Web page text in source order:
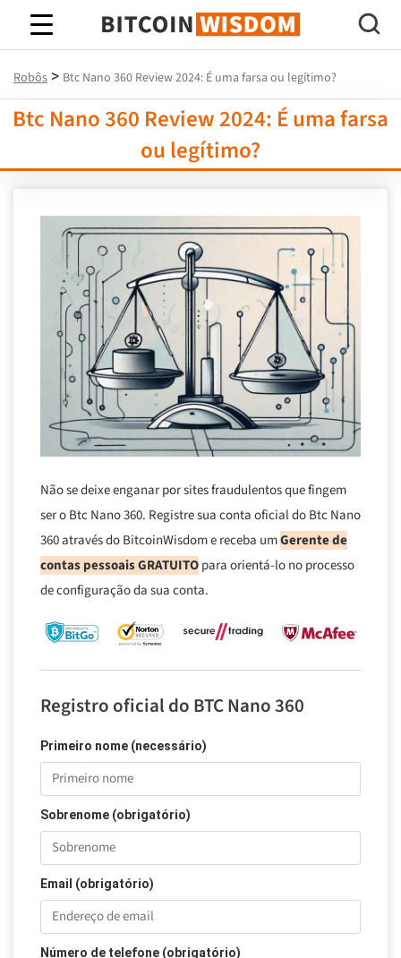
Sabedoria do Bitcoin
Robôs > Btc Nano 360 Review 2024: É uma farsa ou legítimo?
Btc Nano 360 Review 2024: É uma farsa
ou legítimo?
Não se deixe enganar por sites fraudulentos que fingem
ser o Btc Nano 360. Registre sua conta oficial do Btc Nano
360 através do BitcoinWisdom e receba umGerente de
contas pessoais GRATUITOpara orientá-lo no processo
de configuração da sua conta.
Registro oficial do BTC Nano 360
Primeiro nome (necessário)
Sobrenome (obrigatório)
Email (obrigatório)
Número de telefone (obrigatório)